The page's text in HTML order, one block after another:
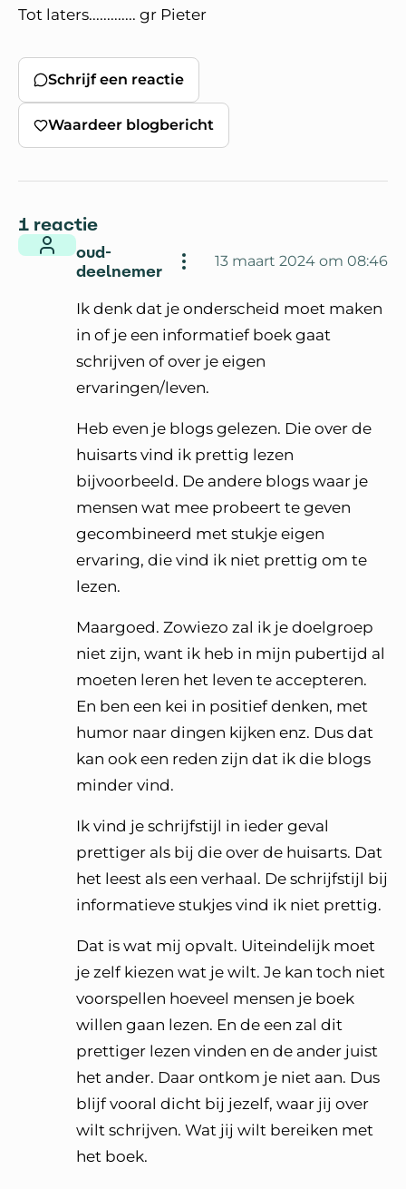
Tot laters............. gr Pieter
Schrijf een reactie
Waardeer blogbericht
1 reactie
oud-
deelnemer
13 maart 2024 om 08:46
Ik denk dat je onderscheid moet maken
in of je een informatief boek gaat
schrijven of over je eigen
ervaringen/leven.
Heb even je blogs gelezen. Die over de
huisarts vind ik prettig lezen
bijvoorbeeld. De andere blogs waar je
mensen wat mee probeert te geven
gecombineerd met stukje eigen
ervaring, die vind ik niet prettig om te
lezen.
Maargoed. Zowiezo zal ik je doelgroep
niet zijn, want ik heb in mijn pubertijd al
moeten leren het leven te accepteren.
En ben een kei in positief denken, met
humor naar dingen kijken enz. Dus dat
kan ook een reden zijn dat ik die blogs
minder vind.
Ik vind je schrijfstijl in ieder geval
prettiger als bij die over de huisarts. Dat
het leest als een verhaal. De schrijfstijl bij
informatieve stukjes vind ik niet prettig.
Dat is wat mij opvalt. Uiteindelijk moet
je zelf kiezen wat je wilt. Je kan toch niet
voorspellen hoeveel mensen je boek
willen gaan lezen. En de een zal dit
prettiger lezen vinden en de ander juist
het ander. Daar ontkom je niet aan. Dus
blijf vooral dicht bij jezelf, waar jij over
wilt schrijven. Wat jij wilt bereiken met
het boek.